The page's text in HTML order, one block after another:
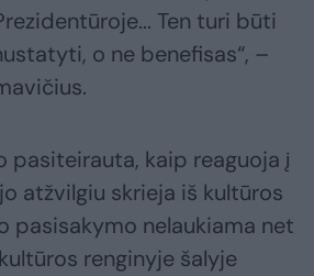
Ten turi būti
o ne benefisas“, –
kaip reaguoja į
atžvilgiu skrieja iš kultūros
pasisakymo nelaukiama net
renginyje šalyje